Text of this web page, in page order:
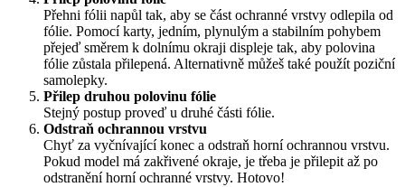
Přehni fólii napůl tak, aby se část ochranné vrstvy odlepila od
fólie. Pomocí karty, jedním, plynulým a stabilním pohybem
přejeď směrem k dolnímu okraji displeje tak, aby polovina
fólie zůstala přilepená. Alternativně můžeš také použít poziční
samolepky.
Přilep druhou polovinu fólie
Stejný postup proveď u druhé části fólie.
Odstraň ochrannou vrstvu
Chyť za vyčnívající konec a odstraň horní ochrannou vrstvu.
Pokud model má zakřivené okraje, je třeba je přilepit až po
odstranění horní ochranné vrstvy. Hotovo!